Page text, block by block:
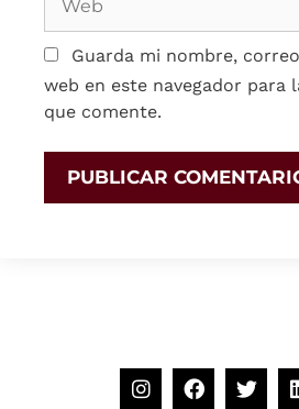
Guarda mi nombre,
web en este navegador para
que comente.